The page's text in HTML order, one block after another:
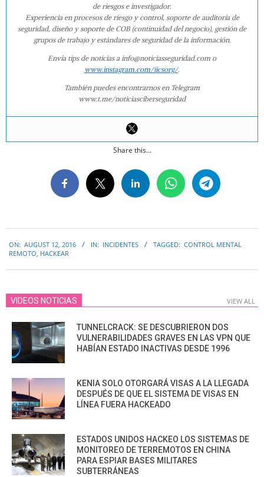
de riesgos e investigador.
Experiencia en procesos de riesgo y control, soporte de auditoría de
seguridad, diseño y soporte de COB (continuidad del negocio), gestión de
grupos de trabajo y estándares de seguridad de la información.
Envía tips de noticias a info@noticiasseguridad.com o
www.instagram.com/iicsorg/.
También puedes encontrarnos en Telegram
www.t.me/noticiasciberseguridad
Share this...
08-
ON: AUGUST 12, 2016 IN: INCIDENTES TAGGED: CONTROL MENTAL
REMOTO, HACKEAR
VIDEOS NOTICIAS VIEW ALL
TUNNELCRACK: SE DESCUBRIERON DOS
VULNERABILIDADES GRAVES EN LAS VPN QUE
HABÍAN ESTADO INACTIVAS DESDE 1996
KENIA SOLO OTORGARÁ VISAS A LA LLEGADA
DESPUÉS DE QUE EL SISTEMA DE VISAS EN
LÍNEA FUERA HACKEADO
ESTADOS UNIDOS HACKEO LOS SISTEMAS DE
MONITOREO DE TERREMOTOS EN CHINA
PARA ESPIAR BASES MILITARES
SUBTERRÁNEAS